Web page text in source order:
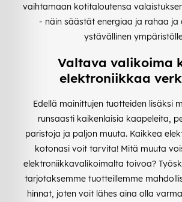
vaihtamaan kotitaloutensa
- näin säästät energiaa ja rahaa ja
ystävällinen
Valtava valikoima
elektroniikkaa
Edellä mainittujen tuotteiden lisäksi
runsaasti kaikenlaisia kaapeleita,
paristoja ja paljon muuta. Kaikkea
kotonasi voit tarvita! Mitä muuta
elektroniikkavalikoimalta toivoa?
tarjotaksemme tuotteillemme
hinnat, joten voit lähes aina olla